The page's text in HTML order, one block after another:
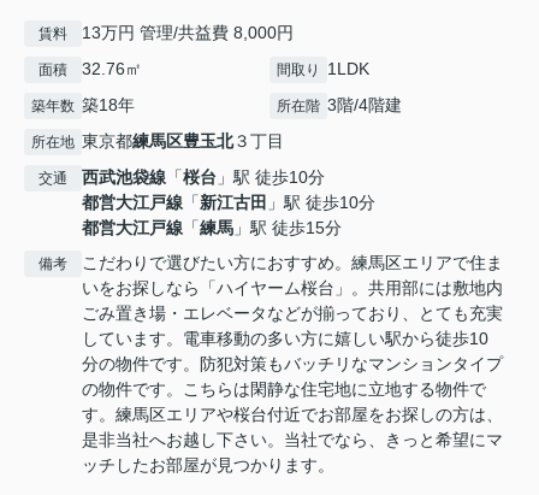
賃料 13万円 管理/共益費 8,000円
面積 32.76㎡ 間取り 1LDK
築年数 築18年 所在階 3階/4階建
所在地 東京都練馬区豊玉北３丁目
交通 西武池袋線 「桜台 」駅 徒歩10分
都営大江戸線 「新江古田 」駅 徒歩10分
都営大江戸線 「練馬 」駅 徒歩15分
備考
こだわりで選びたい方におすすめ。練馬区エリアで住ま
いをお探しなら「ハイヤーム桜台」。共用部には敷地内
ごみ置き場・エレベータなどが揃っており、とても充実
しています。電車移動の多い方に嬉しい駅から徒歩10
分の物件です。防犯対策もバッチリなマンションタイプ
の物件です。こちらは閑静な住宅地に立地する物件で
す。練馬区エリアや桜台付近でお部屋をお探しの方は、
是非当社へお越し下さい。当社でなら、きっと希望にマ
ッチしたお部屋が見つかります。